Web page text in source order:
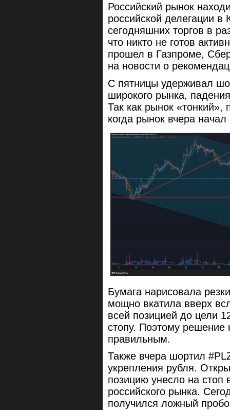
Российский рынок
российской делегации в
сегодняшних торгов в
что никто не готов
прошел в Газпроме,
на новости о
С пятницы удерживал
широкого рынка,
Так как рынок «тонкий»,
когда рынок вчера
Бумага нарисовала
мощно вкатила вверх
всей позицией до цели
стопу. Поэтому решение
правильным.
Также вчера шортил
укрепления рубля.
позицию унесло на
российского рынка.
получился ложный